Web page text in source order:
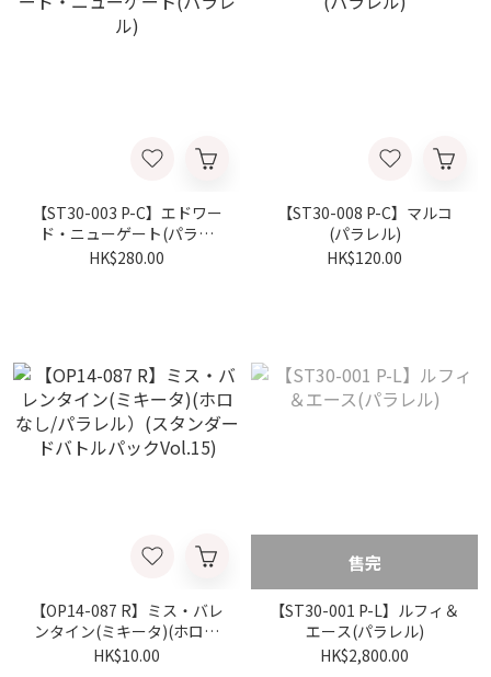
【ST30-003 P-C】エドワー
ド・ニューゲート(パラレ
ル)
HK$280.00
【ST30-008 P-C】マルコ
(パラレル)
HK$120.00
【OP14-087 R】ミス・バレ
ンタイン(ミキータ)(ホロな
し/パラレル）(スタンダー
HK$10.00
售完
【ST30-001 P-L】ルフィ＆
エース(パラレル)
HK$2,800.00